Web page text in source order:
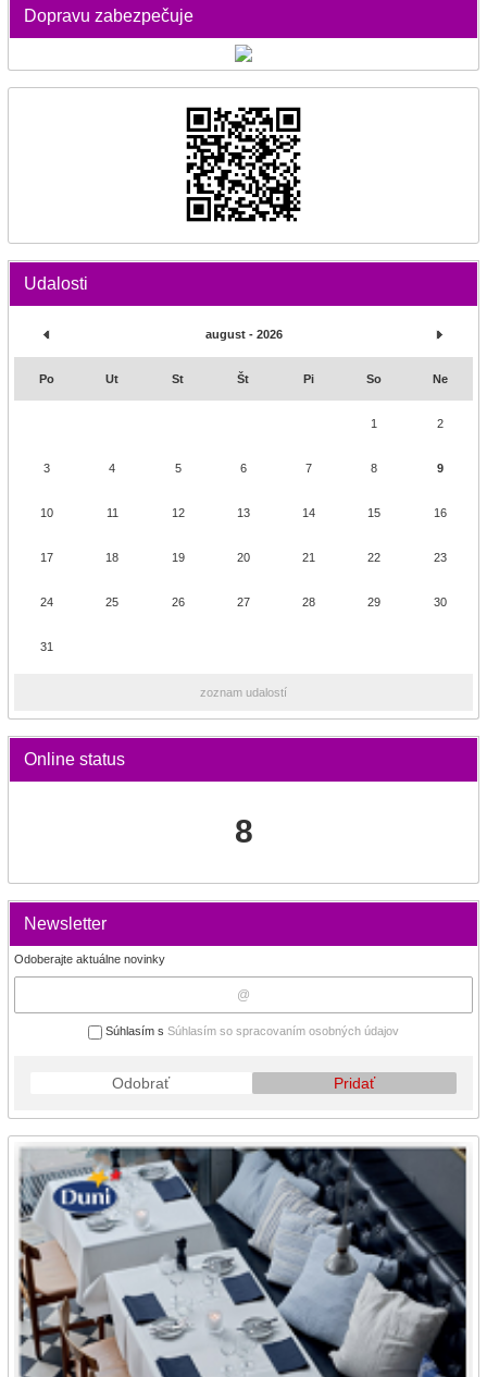
Dopravu zabezpečuje
Udalosti
august - 2026
Po Ut St Št Pi So Ne
1 2
3 4 5 6 7 8 9
10 11 12 13 14 15 16
17 18 19 20 21 22 23
24 25 26 27 28 29 30
31
zoznam udalostí
Online status
8
Newsletter
Odoberajte aktuálne novinky
Súhlasím s Súhlasím so spracovaním osobných údajov
Odobrať Pridať